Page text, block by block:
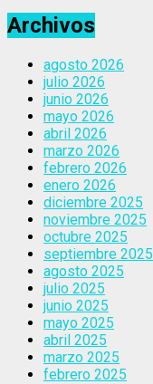
Archivos
agosto 2026
julio 2026
junio 2026
mayo 2026
abril 2026
marzo 2026
febrero 2026
enero 2026
diciembre 2025
noviembre 2025
octubre 2025
septiembre 2025
agosto 2025
julio 2025
junio 2025
mayo 2025
abril 2025
marzo 2025
febrero 2025